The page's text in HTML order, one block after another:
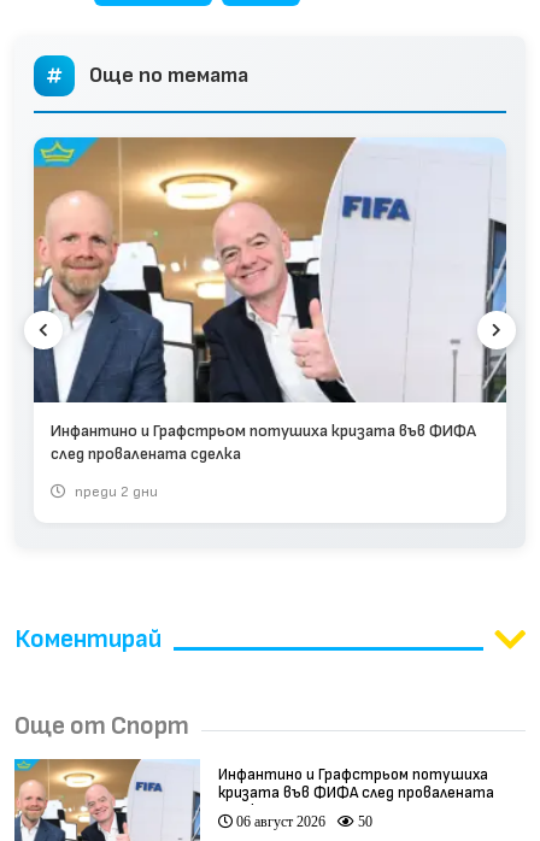
Още по темата
Инфантино и Графстрьом потушиха кризата във ФИФА
след провалената сделка
преди 2 дни
Коментирай
Още от Спорт
Инфантино и Графстрьом потушиха
кризата във ФИФА след провалената
сделка
06 август 2026 50